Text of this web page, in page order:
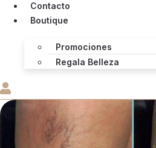
Contacto
Boutique
Promociones
Regala Belleza